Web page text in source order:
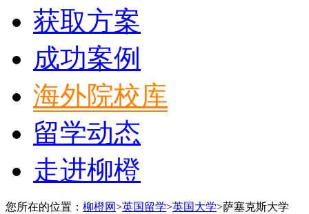
获取方案
成功案例
海外院校库
留学动态
走进柳橙
您所在的位置： 柳橙网>英国留学>英国大学>萨塞克斯大学